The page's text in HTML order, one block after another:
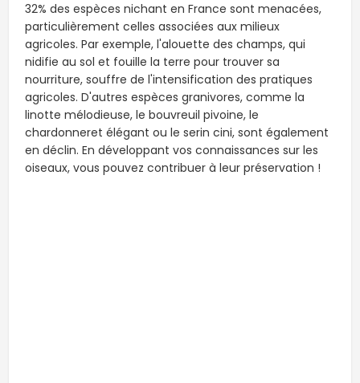
32% des espèces nichant en France sont menacées,
particulièrement celles associées aux milieux
agricoles. Par exemple, l'alouette des champs, qui
nidifie au sol et fouille la terre pour trouver sa
nourriture, souffre de l'intensification des pratiques
agricoles. D'autres espèces granivores, comme la
linotte mélodieuse, le bouvreuil pivoine, le
chardonneret élégant ou le serin cini, sont également
en déclin. En développant vos connaissances sur les
oiseaux, vous pouvez contribuer à leur préservation !